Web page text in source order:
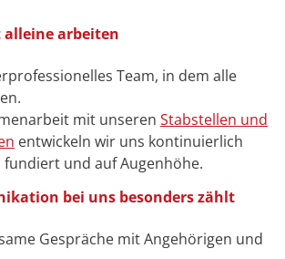
alleine arbeiten
Team, in dem alle
mit unseren Stabstellen und
entwickeln wir uns kontinuierlich
fundiert und auf Augenhöhe.
bei uns besonders zählt
Gespräche mit Angehörigen und